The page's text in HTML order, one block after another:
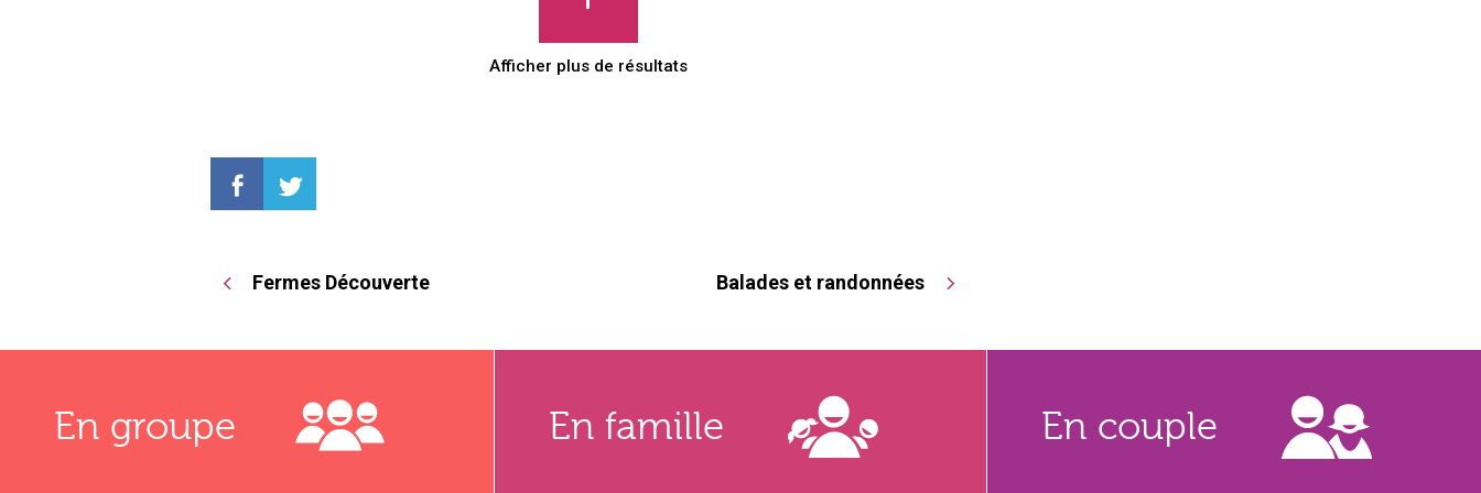
Afficher plus de résultats
Fermes Découverte Balades et randonnées
En groupe En famille En couple